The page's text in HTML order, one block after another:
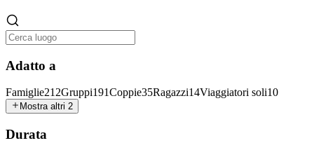
Adatto a
Famiglie212Gruppi191Coppie35Ragazzi14Viaggiatori soli10
Mostra altri 2
Durata